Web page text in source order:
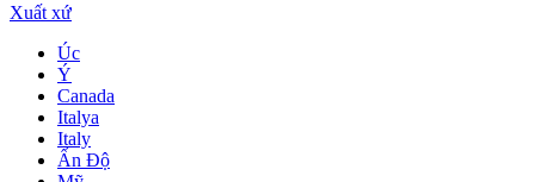
Xuất xứ
Úc
Ý
Canada
Italya
Italy
Ấn Độ